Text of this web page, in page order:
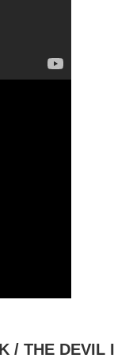
/ THE DEVIL I